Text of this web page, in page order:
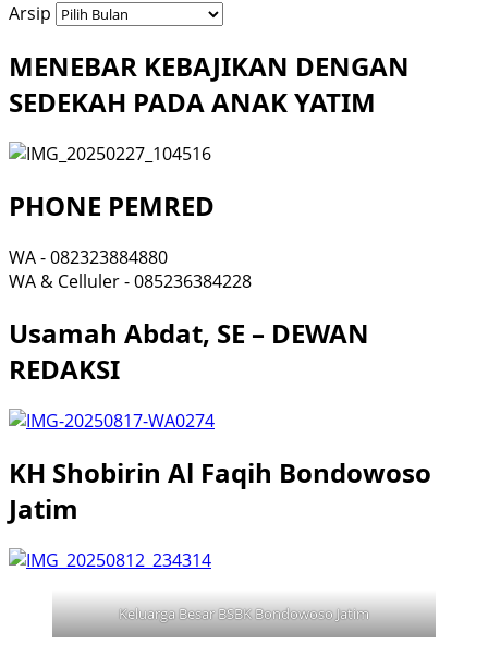
Arsip
MENEBAR KEBAJIKAN DENGAN
SEDEKAH PADA ANAK YATIM
PHONE PEMRED
WA - 082323884880
WA & Celluler - 085236384228
Usamah Abdat, SE – DEWAN
REDAKSI
KH Shobirin Al Faqih Bondowoso
Jatim
Keluarga Besar BSBK Bondowoso Jatim